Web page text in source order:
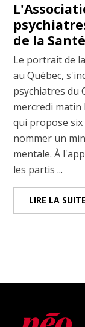
de la
Le portrait de
au Québec,
psychiatres du
mercredi matin
qui propose
nommer un
mentale. À
les partis ...
LIRE LA SUITE